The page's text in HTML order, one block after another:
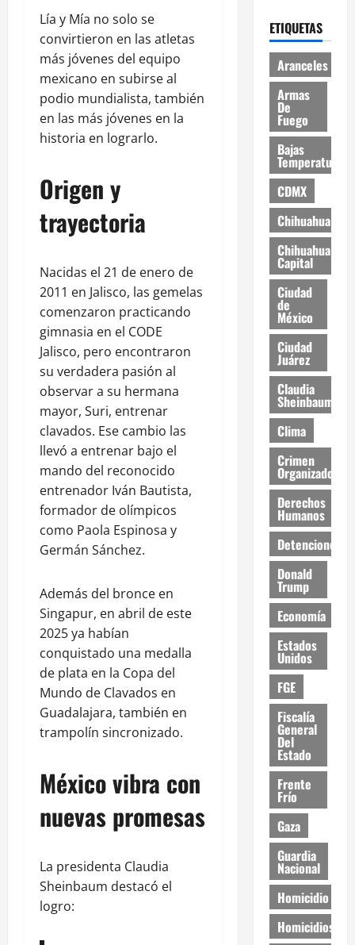
Lía y Mía no solo se
convirtieron en las atletas
más jóvenes del equipo
mexicano en subirse al
podio mundialista, también
en las más jóvenes en la
historia en lograrlo.
Origen y
trayectoria
Nacidas el 21 de enero de
2011 en Jalisco, las gemelas
comenzaron practicando
gimnasia en el CODE
Jalisco, pero encontraron
su verdadera pasión al
observar a su hermana
mayor, Suri, entrenar
clavados. Ese cambio las
llevó a entrenar bajo el
mando del reconocido
entrenador Iván Bautista,
formador de olímpicos
como Paola Espinosa y
Germán Sánchez.
Además del bronce en
Singapur, en abril de este
2025 ya habían
conquistado una medalla
de plata en la Copa del
Mundo de Clavados en
Guadalajara, también en
trampolín sincronizado.
México vibra con
nuevas promesas
La presidenta Claudia
Sheinbaum destacó el
logro:
ETIQUETAS
Aranceles
Armas
De
Fuego
Bajas
Temperaturas
CDMX
Chihuahua
Chihuahua
Capital
Ciudad
de
México
Ciudad
Juárez
Claudia
Sheinbaum
Clima
Crimen
Organizado
Derechos
Humanos
Detenciones
Donald
Trump
Economía
Estados
Unidos
FGE
Fiscalía
General
Del
Estado
Frente
Frío
Gaza
Guardia
Nacional
Homicidio
Homicidios